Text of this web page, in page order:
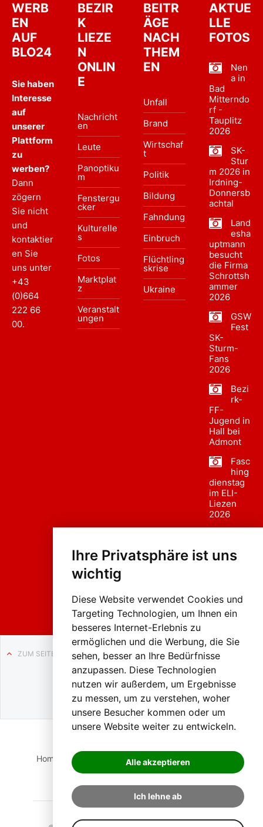
Ihre Privatsphäre ist uns
wichtig
Diese Website verwendet Cookies und
Targeting Technologien, um Ihnen ein
besseres Internet-Erlebnis zu
ermöglichen und die Werbung, die Sie
sehen, besser an Ihre Bedürfnisse
anzupassen. Diese Technologien
nutzen wir außerdem, um Ergebnisse
zu messen, um zu verstehen, woher
unsere Besucher kommen oder um
unsere Website weiter zu entwickeln.
Alle akzeptieren
Ich lehne ab
WERB
EN
AUF
BLO24
Sie haben
Interesse
auf
unserer
Plattform
zu
werben?
Dann
zögern
Sie nicht
und
kontaktier
en Sie
uns unter
+43
(0)664
222 66
00.
BEZIR
K
LIEZE
N
ONLIN
E
Nachricht
en
Leute
Panoptiku
m
Fenstergu
cker
Kulturelle
s
Fotos
Marktplat
z
Veranstalt
ungen
BEITR
ÄGE
NACH
THEM
EN
Unfall
Brand
Wirtschaf
t
Politik
Bildung
Fahndung
Einbruch
Flüchtling
skrise
Ukraine
AKTUE
LLE
FOTOS
Nen
a in
Bad
Mitterndo
rf -
Tauplitz
2026
SK-
Stur
m 2026 in
Irdning-
Donnersb
achtal
Land
esha
uptmann
besucht
die Firma
Schrottsh
ammer
2026
GSW
Fest
SK-
Sturm-
Fans
2026
Bezi
rk-
FF-
Jugend in
Hall bei
Admont
Fasc
hing
dienstag
im ELI-
Liezen
2026
sumzug
Liezen
ZUM SEITENANFANG
Auf BLO24.at werben?
+43 (0)664 2226600
Home Suche Login Impressum
Datenschutz